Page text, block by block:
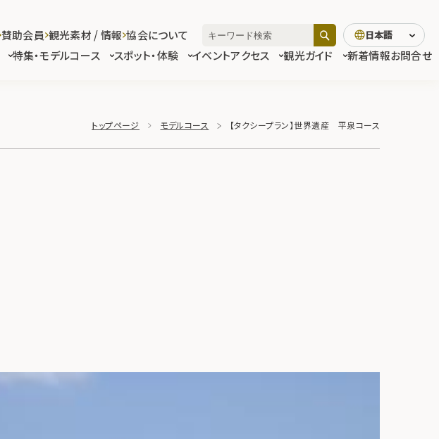
特集・モデルコース スポット・体験 イベントアクセス 観光ガイド 新着情報お問合せ
賛助会員 観光素材 / 情報 協会について 日本語
トップページ モデルコース 【タクシープラン】世界遺産 平泉コース